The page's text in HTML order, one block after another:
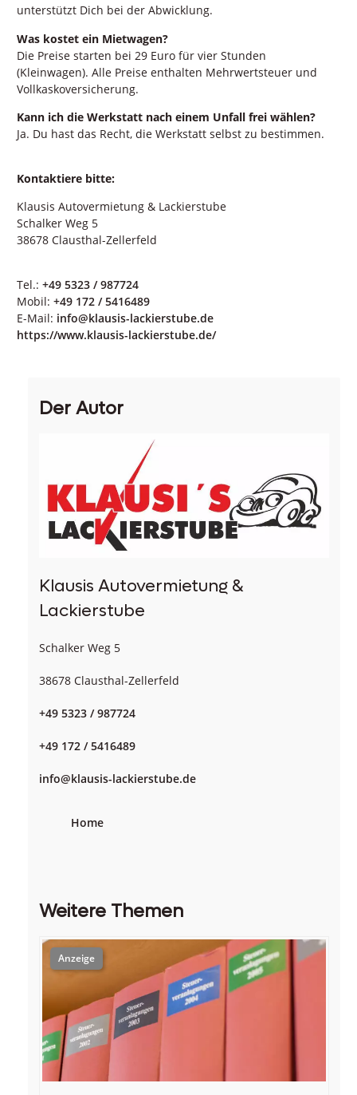
unterstützt Dich bei der Abwicklung.
Was kostet ein Mietwagen?
Die Preise starten bei 29 Euro für vier Stunden
(Kleinwagen). Alle Preise enthalten Mehrwertsteuer und
Vollkaskoversicherung.
Kann ich die Werkstatt nach einem Unfall frei wählen?
Ja. Du hast das Recht, die Werkstatt selbst zu bestimmen.
Kontaktiere bitte:
Klausis Autovermietung & Lackierstube
Schalker Weg 5
38678 Clausthal-Zellerfeld
Tel.: +49 5323 / 987724
Mobil: +49 172 / 5416489
E-Mail: info@klausis-lackierstube.de
https://www.klausis-lackierstube.de/
Der Autor
Klausis Autovermietung &
Lackierstube
Schalker Weg 5
38678 Clausthal-Zellerfeld
+49 5323 / 987724
+49 172 / 5416489
info@klausis-lackierstube.de
Home
Weitere Themen